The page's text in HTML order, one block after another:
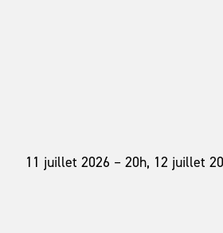
11 juillet 2026 – 20h, 12 juillet